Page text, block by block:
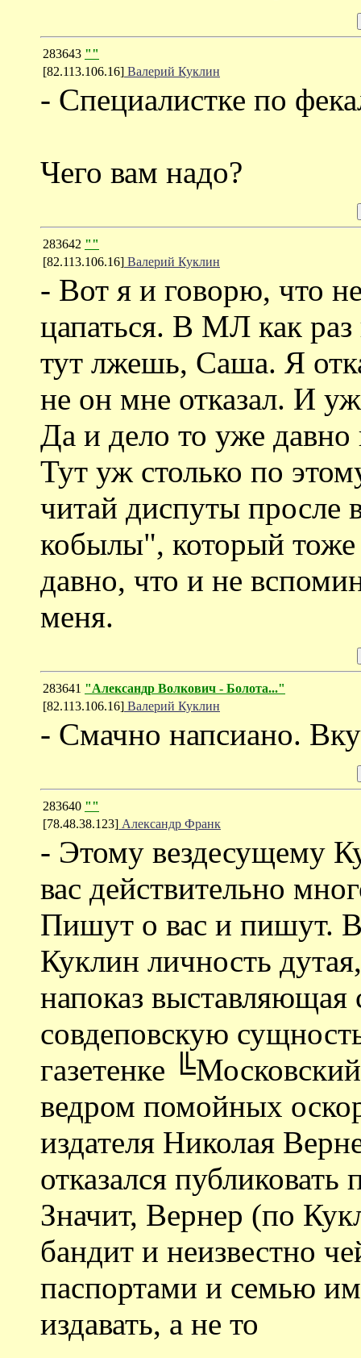
283643 ""
[82.113.106.16] Валерий Куклин
- Специалистке по
Чего вам надо?
283642 ""
[82.113.106.16] Валерий Куклин
- Вот я и говорю, что
цапаться. В МЛ как
тут лжешь, Саша. Я
не он мне отказал. И
Да и дело то уже
Тут уж столько по
читай диспуты просле
кобылы", который тоже
давно, что и не
меня.
283641 "Александр Волкович - Болота..."
[82.113.106.16] Валерий Куклин
- Смачно напсиано.
283640 ""
[78.48.38.123] Александр Франк
- Этому вездесущему
вас действительно
Пишут о вас и пишут.
Куклин личность
напоказ
совдеповскую
газетенке
ведром помойных
издателя Николая
отказался
Значит, Вернер (по
бандит и неизвестно
паспортами и семью
издавать, а не то